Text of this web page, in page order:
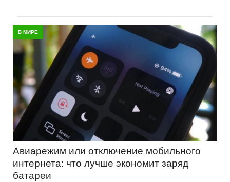
В МИРЕ
Авиарежим или отключение мобильного
интернета: что лучше экономит заряд
батареи